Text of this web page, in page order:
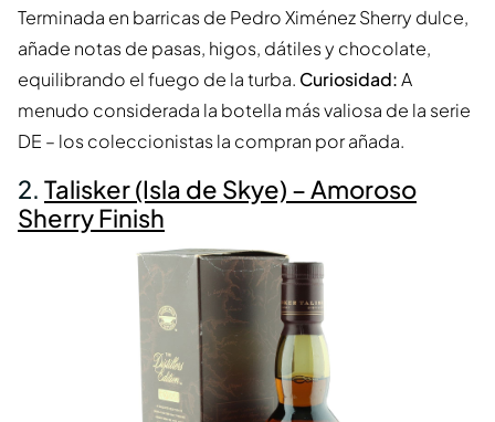
Terminada en barricas de Pedro Ximénez Sherry dulce,
añade notas de pasas, higos, dátiles y chocolate,
equilibrando el fuego de la turba. Curiosidad:A
menudo considerada la botella más valiosa de la serie
DE – los coleccionistas la compran por añada.
2. Talisker (Isla de Skye) – Amoroso
Sherry Finish